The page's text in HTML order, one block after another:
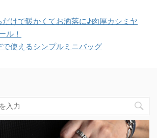
だけで暖かくてお洒落に♪肉厚カシミヤ
ル！
で使えるシンプルミニバッグ